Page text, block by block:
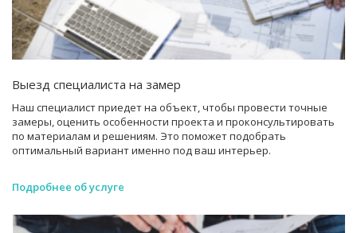
Выезд специалиста на замер
Наш специалист приедет на объект, чтобы провести точные
замеры, оценить особенности проекта и проконсультировать
по материалам и решениям. Это поможет подобрать
оптимальный вариант именно под ваш интерьер.
Подробнее об услуге